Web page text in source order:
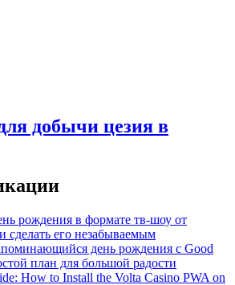
добычи цезия в
рождения в формате тв-шоу от
сделать его незабываемым
день рождения с Good
план для большой радости
How to Install the Volta Casino PWA on